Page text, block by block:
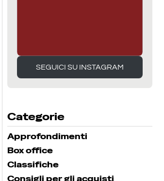
SEGUICI SU INSTAGRAM
SEGUICI SU INSTAGRAM
Categorie
Approfondimenti
Box office
Classifiche
Consigli per gli acquisti